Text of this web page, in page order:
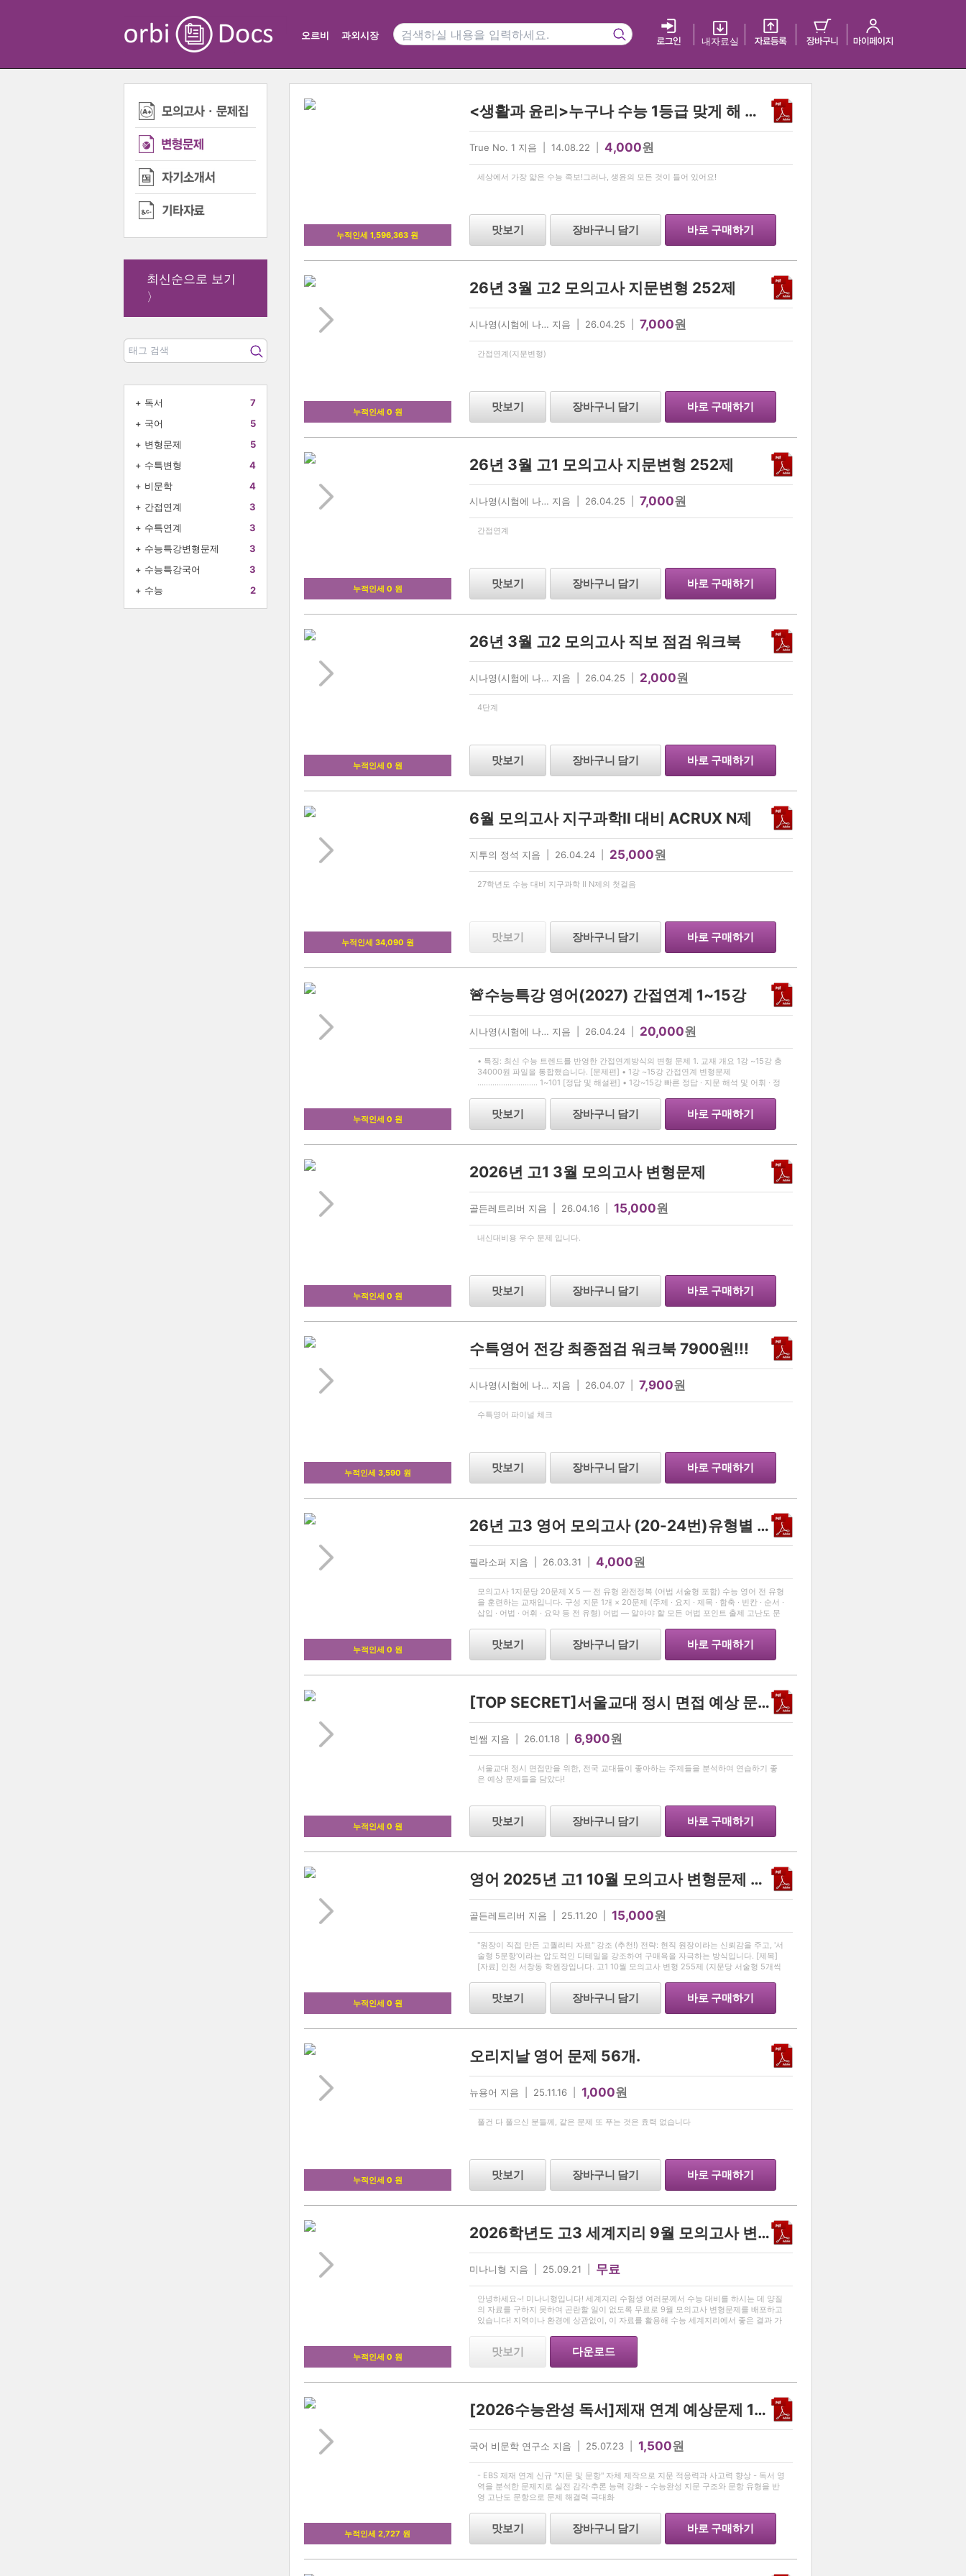
오르비 과외시장
내 자료실
최신순으로 보기
〉
+ 독서
7
+ 국어
5
+ 변형문제
5
+ 수특변형
4
+ 비문학
4
+ 간접연계
3
+ 수특연계
3
+ 수능특강변형문제
3
+ 수능특강국어
3
+ 수능 2
누적인세 1,596,363 원
<생활과 윤리>누구나 수능 1등급 맞게 해 주는 사기템! 한의사가 직접 만든 생윤 족보!
True No. 1 지음 | 14.08.22 | 4,000원
세상에서 가장 얇은 수능 족보!그러나, 생윤의 모든 것이 들어 있어요!
맛보기 장바구니 담기 바로 구매하기
누적인세 0 원
26년 3월 고2 모의고사 지문변형 252제
시나영(시험에 나… 지음 | 26.04.25 | 7,000원
간접연계(지문변형)
맛보기 장바구니 담기 바로 구매하기
누적인세 0 원
26년 3월 고1 모의고사 지문변형 252제
시나영(시험에 나… 지음 | 26.04.25 | 7,000원
간접연계
맛보기 장바구니 담기 바로 구매하기
누적인세 0 원
26년 3월 고2 모의고사 직보 점검 워크북
시나영(시험에 나… 지음 | 26.04.25 | 2,000원
4단계
맛보기 장바구니 담기 바로 구매하기
누적인세 34,090 원
6월 모의고사 지구과학Ⅱ 대비 ACRUX N제
지투의 정석 지음 | 26.04.24 | 25,000원
27학년도 수능 대비 지구과학 Ⅱ N제의 첫걸음
맛보기 장바구니 담기 바로 구매하기
누적인세 0 원
🚨수능특강 영어(2027) 간접연계 1~15강
시나영(시험에 나… 지음 | 26.04.24 | 20,000원
• 특징: 최신 수능 트렌드를 반영한 간접연계방식의 변형 문제 1. 교재 개요 1강 ~15강 총
34000원 파일을 통합했습니다. [문제편] • 1강 ~15강 간접연계 변형문제
............................ 1~101 [정답 및 해설편] • 1강~15강 빠른 정답 · 지문 해석 및 어휘 · 정
맛보기 장바구니 담기 바로 구매하기
누적인세 0 원
2026년 고1 3월 모의고사 변형문제
골든레트리버 지음 | 26.04.16 | 15,000원
내신대비용 우수 문제 입니다.
맛보기 장바구니 담기 바로 구매하기
누적인세 3,590 원
수특영어 전강 최종점검 워크북 7900원!!!
시나영(시험에 나… 지음 | 26.04.07 | 7,900원
수특영어 파이널 체크
맛보기 장바구니 담기 바로 구매하기
누적인세 0 원
26년 고3 영어 모의고사 (20-24번)유형별 변형문제 100문항
필라소퍼 지음 | 26.03.31 | 4,000원
모의고사 1지문당 20문제 X 5 — 전 유형 완전정복 (어법 서술형 포함) 수능 영어 전 유형
을 훈련하는 교재입니다. 구성 지문 1개 × 20문제 (주제 · 요지 · 제목 · 함축 · 빈칸 · 순서 ·
삽입 · 어법 · 어휘 · 요약 등 전 유형) 어법 — 알아야 할 모든 어법 포인트 출제 고난도 문
맛보기 장바구니 담기 바로 구매하기
누적인세 0 원
[TOP SECRET]서울교대 정시 면접 예상 문제 15 및 해설
빈쌤 지음 | 26.01.18 | 6,900원
서울교대 정시 면접만을 위한, 전국 교대들이 좋아하는 주제들을 분석하여 연습하기 좋
은 예상 문제들을 담았다!
맛보기 장바구니 담기 바로 구매하기
누적인세 0 원
영어 2025년 고1 10월 모의고사 변형문제 기말대비
골든레트리버 지음 | 25.11.20 | 15,000원
"원장이 직접 만든 고퀄리티 자료" 강조 (추천!) 전략: 현직 원장이라는 신뢰감을 주고, '서
술형 5문항'이라는 압도적인 디테일을 강조하여 구매욕을 자극하는 방식입니다. [제목]
[자료] 인천 서창동 학원장입니다. 고1 10월 모의고사 변형 255제 (지문당 서술형 5개씩
맛보기 장바구니 담기 바로 구매하기
누적인세 0 원
오리지날 영어 문제 56개.
뉴용어 지음 | 25.11.16 | 1,000원
풀건 다 풀으신 분들께, 같은 문제 또 푸는 것은 효력 없습니다
맛보기 장바구니 담기 바로 구매하기
누적인세 0 원
2026학년도 고3 세계지리 9월 모의고사 변형문제
미나니형 지음 | 25.09.21 | 무료
안녕하세요~! 미나니형입니다! 세계지리 수험생 여러분께서 수능 대비를 하시는 데 양질
의 자료를 구하지 못하여 곤란할 일이 없도록 무료로 9월 모의고사 변형문제를 배포하고
있습니다! 지역이나 환경에 상관없이, 이 자료를 활용해 수능 세계지리에서 좋은 결과 가
맛보기 다운로드
누적인세 2,727 원
[2026수능완성 독서]제재 연계 예상문제 17제
국어 비문학 연구소 지음 | 25.07.23 | 1,500원
- EBS 제재 연계 신규 "지문 및 문항" 자체 제작으로 지문 적응력과 사고력 향상 - 독서 영
역을 분석한 문제지로 실전 감각·추론 능력 강화 - 수능완성 지문 구조와 문항 유형을 반
영 고난도 문항으로 문제 해결력 극대화
맛보기 장바구니 담기 바로 구매하기